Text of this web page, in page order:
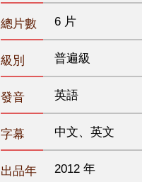
總片數 6 片
級別 普遍級
發音 英語
字幕 中文、英文
出品年 2012 年